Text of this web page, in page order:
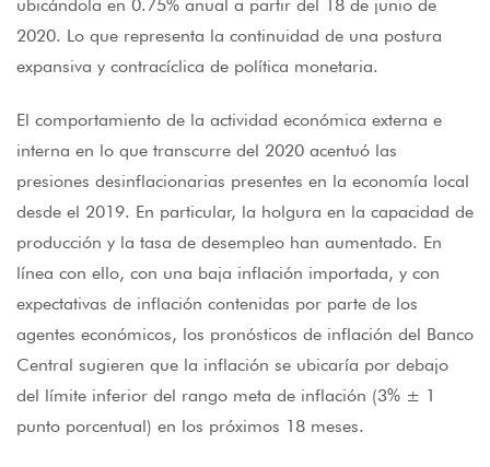
ubicándola en 0.75% anual a partir del 18 de junio de
2020. Lo que representa la continuidad de una postura
expansiva y contracíclica de política monetaria.
El comportamiento de la actividad económica externa e
interna en lo que transcurre del 2020 acentuó las
presiones desinflacionarias presentes en la economía local
desde el 2019. En particular, la holgura en la capacidad de
producción y la tasa de desempleo han aumentado. En
línea con ello, con una baja inflación importada, y con
expectativas de inflación contenidas por parte de los
agentes económicos, los pronósticos de inflación del Banco
Central sugieren que la inflación se ubicaría por debajo
del límite inferior del rango meta de inflación (3% ± 1
punto porcentual) en los próximos 18 meses.